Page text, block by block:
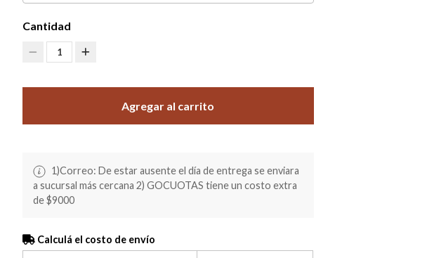
Cantidad
1
Agregar al carrito
1)Correo: De estar ausente el día de entrega se enviara
a sucursal más cercana 2) GOCUOTAS tiene un costo extra
de $9000
Calculá el costo de envío